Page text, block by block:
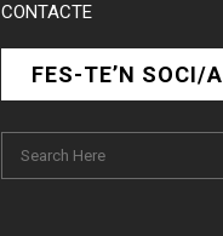
CONTACTE
FES-TE’N SOCI/A